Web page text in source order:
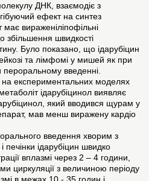
ДНК, взаємодіє з
ефект на синтез
вираженіліпофільні
збільшення швидкості
Було показано, що ідарубіцин
та лімфомі у мишей як при
пероральному введенні.
експериментальних моделях
ідарубіцинол виявляє
який вводився щурам у
мав менш виражену кардіо
введення хворим з
ідарубіцин швидко
вплазмі через 2 – 4 години,
циркуляції з величиною періоду